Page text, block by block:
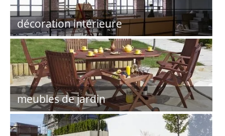
décoration intérieure
meubles de jardin